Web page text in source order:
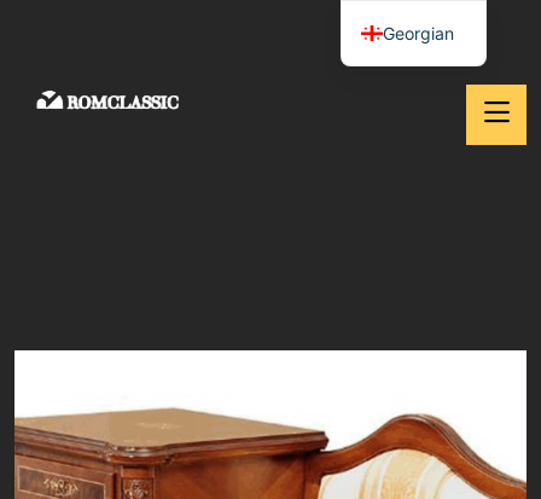
Georgian